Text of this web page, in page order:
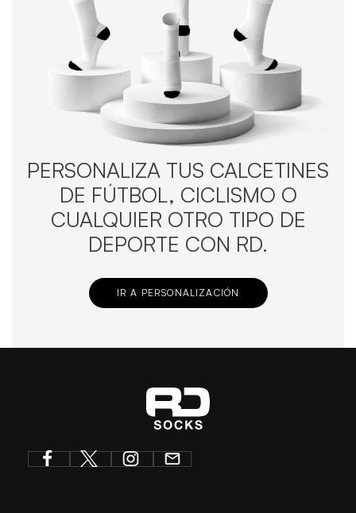
PERSONALIZA TUS CALCETINES
DE FÚTBOL, CICLISMO O
CUALQUIER OTRO TIPO DE
DEPORTE CON RD.
IR A PERSONALIZACIÓN